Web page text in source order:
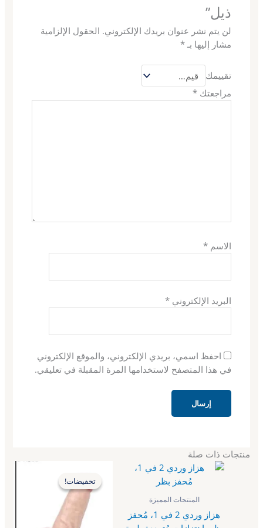
ذيل”
لن يتم نشر عنوان بريدك الإلكتروني. الحقول الإلزامية
مشار إليها بـ *
تقييمك
مراجعتك *
الاسم *
البريد الإلكتروني *
احفظ اسمي، بريدي الإلكتروني، والموقع الإلكتروني
في هذا المتصفح لاستخدامها المرة المقبلة في تعليقي.
منتجات ذات صلة
المنتجات المميزة
هزاز وردي 2 في 1، مُحفز
تخفيضات!
تخفيضات! هو: